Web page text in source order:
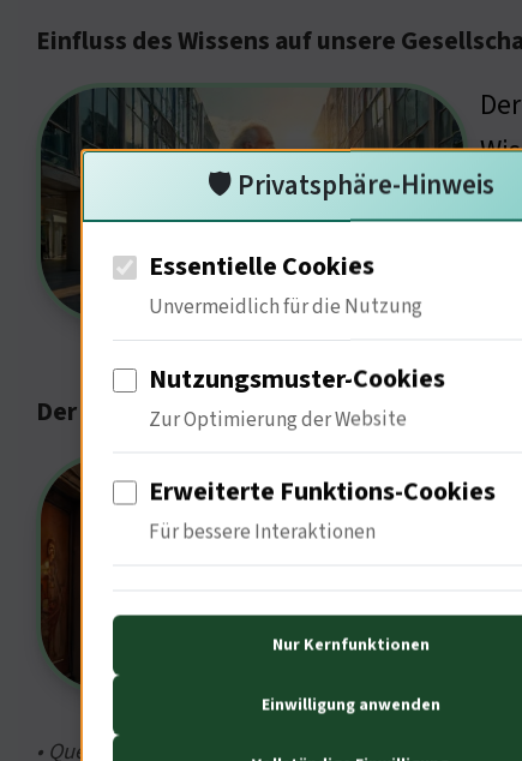
Einfluss des Wissens auf unsere
Der kulturelle Einfluss der Kunst auf die
• Quelle: Kunst und, Leonardo und seine Zeit, S. 8
🛡️ Privatsphäre-Hinweis
Essentielle Cookies
Unvermeidlich für die Nutzung
Nutzungsmuster-Cookies
Zur Optimierung der Website
Erweiterte Funktions-Cookies
Für bessere Interaktionen
Nur Kernfunktionen
Einwilligung anwenden